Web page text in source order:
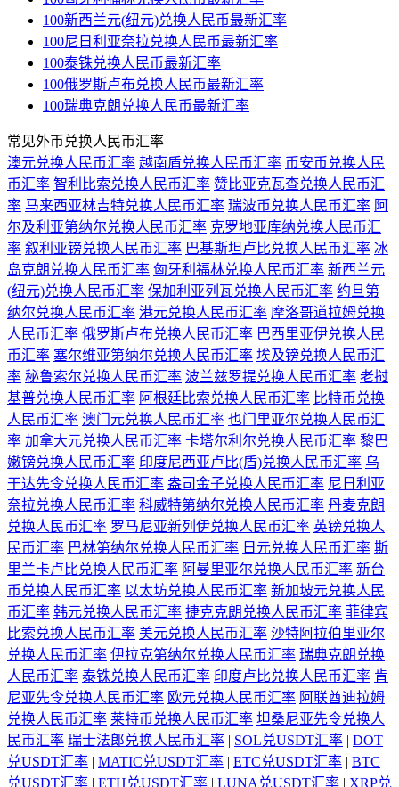
100新西兰元(纽元)兑换人民币最新汇率
100尼日利亚奈拉兑换人民币最新汇率
100泰铢兑换人民币最新汇率
100俄罗斯卢布兑换人民币最新汇率
100瑞典克朗兑换人民币最新汇率
常见外币兑换人民币汇率
澳元兑换人民币汇率 越南盾兑换人民币汇率 币安币兑换人民
币汇率 智利比索兑换人民币汇率 赞比亚克瓦查兑换人民币汇
率 马来西亚林吉特兑换人民币汇率 瑞波币兑换人民币汇率 阿
尔及利亚第纳尔兑换人民币汇率 克罗地亚库纳兑换人民币汇
率 叙利亚镑兑换人民币汇率 巴基斯坦卢比兑换人民币汇率 冰
岛克朗兑换人民币汇率 匈牙利福林兑换人民币汇率 新西兰元
(纽元)兑换人民币汇率 保加利亚列瓦兑换人民币汇率 约旦第
纳尔兑换人民币汇率 港元兑换人民币汇率 摩洛哥道拉姆兑换
人民币汇率 俄罗斯卢布兑换人民币汇率 巴西里亚伊兑换人民
币汇率 塞尔维亚第纳尔兑换人民币汇率 埃及镑兑换人民币汇
率 秘鲁索尔兑换人民币汇率 波兰兹罗提兑换人民币汇率 老挝
基普兑换人民币汇率 阿根廷比索兑换人民币汇率 比特币兑换
人民币汇率 澳门元兑换人民币汇率 也门里亚尔兑换人民币汇
率 加拿大元兑换人民币汇率 卡塔尔利尔兑换人民币汇率 黎巴
嫩镑兑换人民币汇率 印度尼西亚卢比(盾)兑换人民币汇率 乌
干达先令兑换人民币汇率 盎司金子兑换人民币汇率 尼日利亚
奈拉兑换人民币汇率 科威特第纳尔兑换人民币汇率 丹麦克朗
兑换人民币汇率 罗马尼亚新列伊兑换人民币汇率 英镑兑换人
民币汇率 巴林第纳尔兑换人民币汇率 日元兑换人民币汇率 斯
里兰卡卢比兑换人民币汇率 阿曼里亚尔兑换人民币汇率 新台
币兑换人民币汇率 以太坊兑换人民币汇率 新加坡元兑换人民
币汇率 韩元兑换人民币汇率 捷克克朗兑换人民币汇率 菲律宾
比索兑换人民币汇率 美元兑换人民币汇率 沙特阿拉伯里亚尔
兑换人民币汇率 伊拉克第纳尔兑换人民币汇率 瑞典克朗兑换
人民币汇率 泰铢兑换人民币汇率 印度卢比兑换人民币汇率 肯
尼亚先令兑换人民币汇率 欧元兑换人民币汇率 阿联酋迪拉姆
兑换人民币汇率 莱特币兑换人民币汇率 坦桑尼亚先令兑换人
民币汇率 瑞士法郎兑换人民币汇率 | SOL兑USDT汇率 | DOT
兑USDT汇率 | MATIC兑USDT汇率 | ETC兑USDT汇率 | BTC
兑USDT汇率 | ETH兑USDT汇率 | LUNA兑USDT汇率 | XRP兑